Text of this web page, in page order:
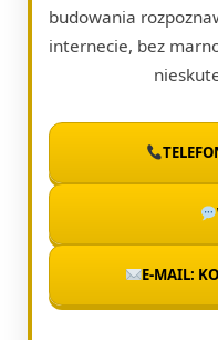
budowania
internecie, bez
E-MAIL: